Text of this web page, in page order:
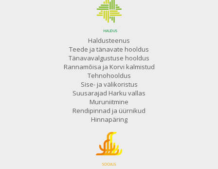
Haldusteenus
Teede ja tänavate hooldus
Tänavavalgustuse hooldus
Rannamõisa ja Korvi kalmistud
Tehnohooldus
Sise- ja välikoristus
Suusarajad Harku vallas
Muruniitmine
Rendipinnad ja üürnikud
Hinnapäring